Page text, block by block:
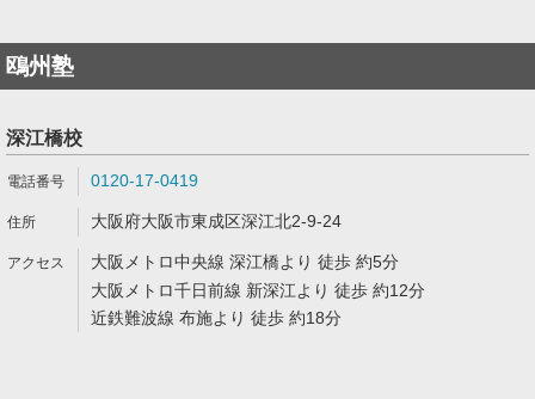
鴎州塾
深江橋校
0120-17-0419
大阪府大阪市東成区深江北2-9-24
大阪メトロ中央線 深江橋より 徒歩 約5分
大阪メトロ千日前線 新深江より 徒歩 約12分
近鉄難波線 布施より 徒歩 約18分